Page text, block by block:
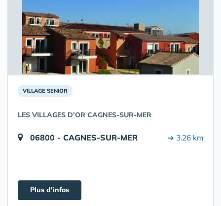
VILLAGE SENIOR
LES VILLAGES D'OR CAGNES-SUR-MER
06800 - CAGNES-SUR-MER ➔ 3.26 km
Plus d'infos